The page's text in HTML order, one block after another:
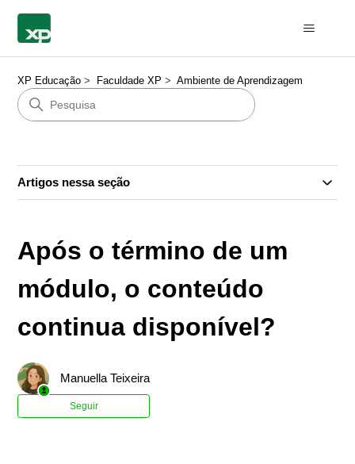
XP Educação Faculdade XP Ambiente de Aprendizagem
Artigos nessa seção
Após o término de um
módulo, o conteúdo
continua disponível?
Manuella Teixeira
Seguir